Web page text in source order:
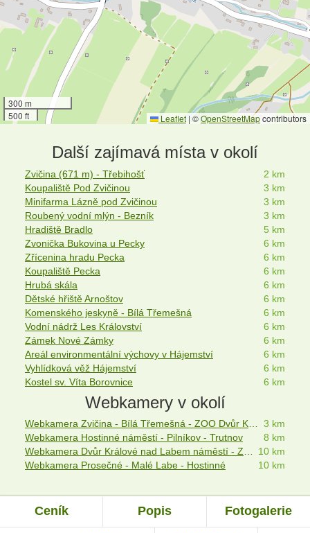
300 m
500 ft
Leaflet | ©OpenStreetMapcontributors
Další zajímavá místa v okolí
Zvičina (671 m) - Třebihošť
2 km
Koupaliště Pod Zvičinou
3 km
Minifarma Lázně pod Zvičinou
3 km
Roubený vodní mlýn - Bezník
3 km
Hradiště Bradlo
5 km
Zvonička Bukovina u Pecky
6 km
Zřícenina hradu Pecka
6 km
Koupaliště Pecka
6 km
Hrubá skála
6 km
Dětské hřiště Arnoštov
6 km
Komenského jeskyně - Bílá Třemešná
6 km
Vodní nádrž Les Království
6 km
Zámek Nové Zámky
6 km
Areál environmentální výchovy v Hájemství
6 km
Vyhlídková věž Hájemství
6 km
Kostel sv. Víta Borovnice
6 km
Webkamery v okolí
3 km
Webkamera Hostinné náměstí - Pilníkov - Trutnov
8 km
10 km
Webkamera Prosečné - Malé Labe - Hostinné
10 km
Ceník Popis Fotogalerie